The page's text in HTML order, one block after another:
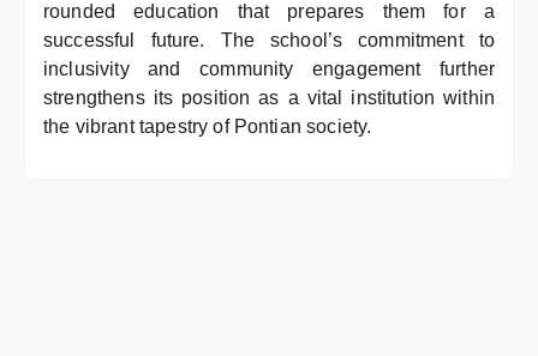
rounded education that prepares them for a
successful future. The school’s commitment to
inclusivity and community engagement further
strengthens its position as a vital institution within
the vibrant tapestry of Pontian society.